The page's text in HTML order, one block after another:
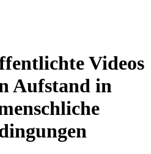
Videos
Aufstand in